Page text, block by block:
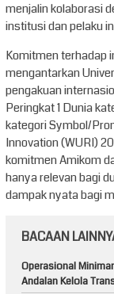
menjalin kolaborasi
institusi dan pelaku
Komitmen terhadap
mengantarkan
pengakuan
Peringkat 1 Dunia
kategori Symbol/
Innovation (WURI)
komitmen Amikom
hanya relevan bagi
dampak nyata bagi
BACAAN
Operasional
Andalan Kelola